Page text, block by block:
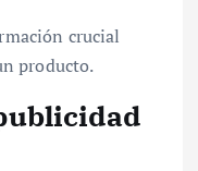
crucial
producto.